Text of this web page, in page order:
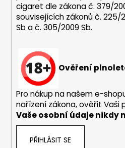
p
i
cigaret dle zákona č. 379/
souvisejících zákonů č. 225/
Sb a č. 305/2009 Sb.
Ověření
Pro nákup na našem e-
nařízení zákona, ověřit Vaši
Vaše osobní údaje nikdy
PŘIHLÁSIT SE